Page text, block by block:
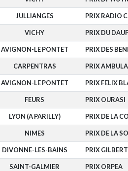
JULLIANGES PRIX RADIO
VICHY PRIX DU
AVIGNON-LE PONTET PRIX DES
CARPENTRAS PRIX
AVIGNON-LE PONTET PRIX FELIX
FEURS PRIX OURASI
LYON (A PARILLY) PRIX DE LA
NIMES PRIX DE LA
DIVONNE-LES-BAINS PRIX
SAINT-GALMIER PRIX ORPEA